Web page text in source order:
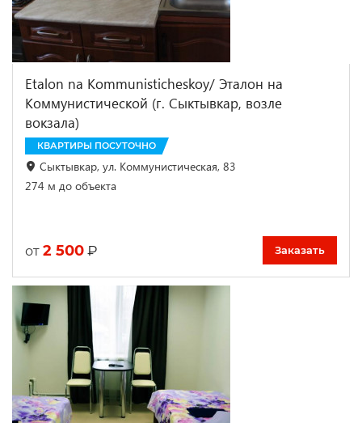
Etalon na Kommunisticheskoy/ Эталон на
Коммунистической (г. Сыктывкар, возле
вокзала)
КВАРТИРЫ ПОСУТОЧНО
Сыктывкар, ул. Коммунистическая, 83
274 м до объекта
от 2 500 ₽ Заказать